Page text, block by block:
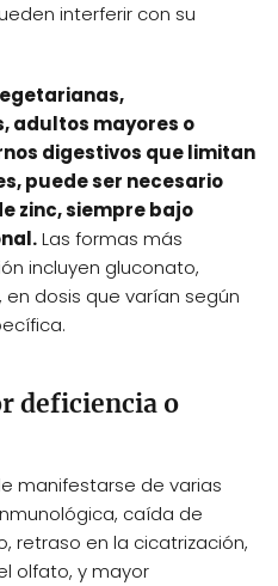
interferir con su
adultos mayores o
digestivos que limitan
puede ser necesario
zinc, siempre bajo
Las formas más
incluyen gluconato,
dosis que varían según
deficiencia o
manifestarse de varias
caída de
retraso en la cicatrización,
olfato, y mayor